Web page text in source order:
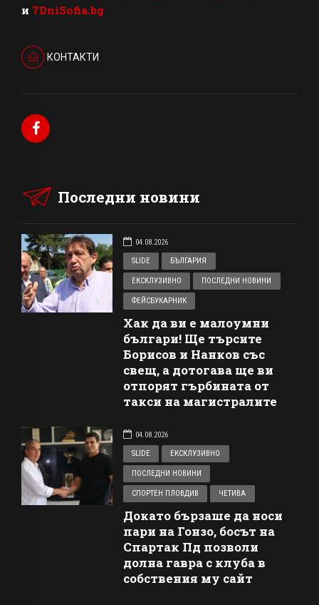
и 7DniSofia.bg
КОНТАКТИ
Последни новини
04.08.2026
SLIDE
БЪЛГАРИЯ
ЕКСКЛУЗИВНО ПОСЛЕДНИ НОВИНИ
ФЕЙСБУКАРНИК
Хак да ви е малоумни
българи! Ще търсите
Борисов и Нанков със
свещ, а дотогава ще ви
отпорят гърбината от
такси на магистралите
04.08.2026
SLIDE
ЕКСКЛУЗИВНО
ПОСЛЕДНИ НОВИНИ
СПОРТЕН ПЛОВДИВ ЧЕТИВА
Докато бързаше да носи
пари на Гонзо, босът на
Спартак Пд позволи
долна гавра с клуба в
собствения му сайт